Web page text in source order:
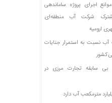
اجرای پروژه ساماندهی
شرکت آب منطقه‌ای
ارومیه
نسبت به استمرار جنایات
کشور
۳ رکورد بی سابقه تجارت مرزی در